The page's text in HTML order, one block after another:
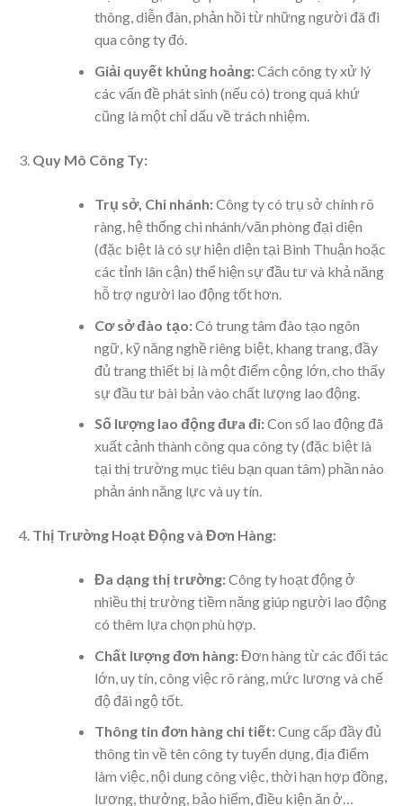
thông, diễn đàn, phản hồi từ những người đã đi
qua công ty đó.
Giải quyết khủng hoảng:Cách công ty xử lý
các vấn đề phát sinh (nếu có) trong quá khứ
cũng là một chỉ dấu về trách nhiệm.
Quy Mô Công Ty:
Trụ sở, Chi nhánh:Công ty có trụ sở chính rõ
ràng, hệ thống chi nhánh/văn phòng đại diện
(đặc biệt là có sự hiện diện tại Bình Thuận hoặc
các tỉnh lân cận) thể hiện sự đầu tư và khả năng
hỗ trợ người lao động tốt hơn.
Cơ sở đào tạo:Có trung tâm đào tạo ngôn
ngữ, kỹ năng nghề riêng biệt, khang trang, đầy
đủ trang thiết bị là một điểm cộng lớn, cho thấy
sự đầu tư bài bản vào chất lượng lao động.
Số lượng lao động đưa đi:Con số lao động đã
xuất cảnh thành công qua công ty (đặc biệt là
tại thị trường mục tiêu bạn quan tâm) phần nào
phản ánh năng lực và uy tín.
Thị Trường Hoạt Động và Đơn Hàng:
Đa dạng thị trường:Công ty hoạt động ở
nhiều thị trường tiềm năng giúp người lao động
có thêm lựa chọn phù hợp.
Chất lượng đơn hàng:Đơn hàng từ các đối tác
lớn, uy tín, công việc rõ ràng, mức lương và chế
độ đãi ngộ tốt.
Thông tin đơn hàng chi tiết:Cung cấp đầy đủ
thông tin về tên công ty tuyển dụng, địa điểm
làm việc, nội dung công việc, thời hạn hợp đồng,
lương, thưởng, bảo hiểm, điều kiện ăn ở…